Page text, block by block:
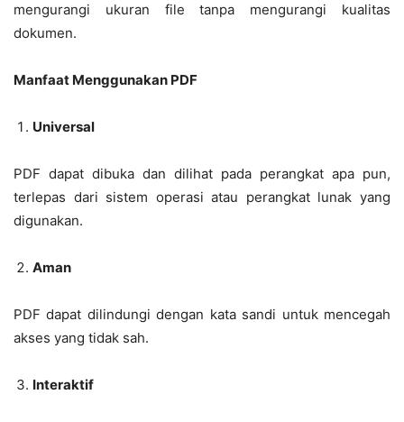
mengurangi ukuran file tanpa mengurangi kualitas
dokumen.
Manfaat Menggunakan PDF
Universal
PDF dapat dibuka dan dilihat pada perangkat apa pun,
terlepas dari sistem operasi atau perangkat lunak yang
digunakan.
Aman
PDF dapat dilindungi dengan kata sandi untuk mencegah
akses yang tidak sah.
Interaktif